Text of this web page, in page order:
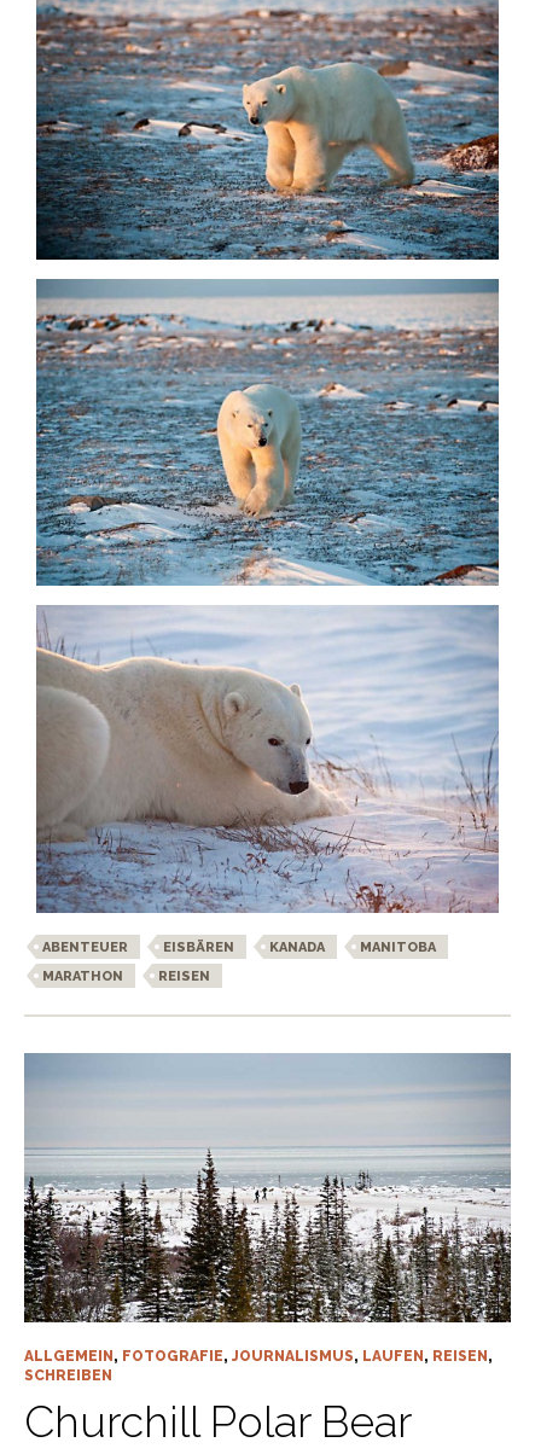
ABENTEUER EISBÄREN KANADA
MANITOBA
MARATHON
REISEN
ALLGEMEIN, FOTOGRAFIE, JOURNALISMUS, LAUFEN, REISEN,
SCHREIBEN
Churchill Polar Bear